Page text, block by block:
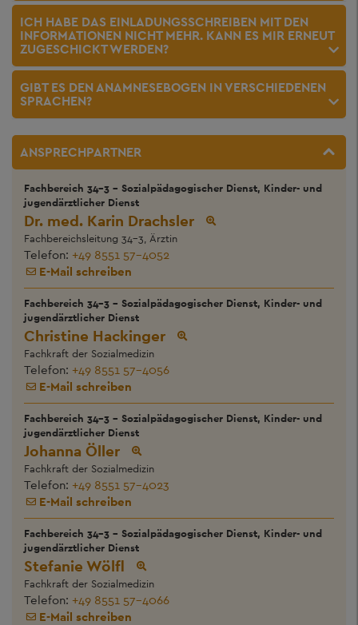
ICH HABE DAS EINLADUNGSSCHREIBEN MIT DEN
INFORMATIONEN NICHT MEHR. KANN ES MIR ERNEUT
ZUGESCHICKT WERDEN?
GIBT ES DEN ANAMNESEBOGEN IN VERSCHIEDENEN
SPRACHEN?
ANSPRECHPARTNER
Fachbereich 34-3 - Sozialpädagogischer Dienst, Kinder- und
jugendärztlicher Dienst
Dr. med. Karin Drachsler
Fachbereichsleitung 34-3, Ärztin
Telefon: +49 8551 57-4052
E-Mail schreiben
Fachbereich 34-3 - Sozialpädagogischer Dienst, Kinder- und
jugendärztlicher Dienst
Christine Hackinger
Fachkraft der Sozialmedizin
Telefon: +49 8551 57-4056
E-Mail schreiben
Fachbereich 34-3 - Sozialpädagogischer Dienst, Kinder- und
jugendärztlicher Dienst
Johanna Öller
Fachkraft der Sozialmedizin
Telefon: +49 8551 57-4023
E-Mail schreiben
Fachbereich 34-3 - Sozialpädagogischer Dienst, Kinder- und
jugendärztlicher Dienst
Stefanie Wölfl
Fachkraft der Sozialmedizin
Telefon: +49 8551 57-4066
E-Mail schreiben